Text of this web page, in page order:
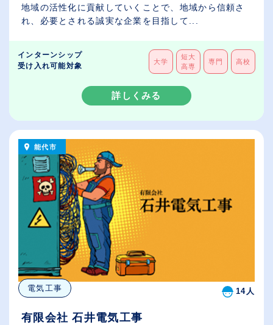
地域の活性化に貢献していくことで、地域から信頼さ
れ、必要とされる誠実な企業を目指して...
インターンシップ
受け入れ可能対象
大学
短大
高専
専門 高校
詳しくみる
能代市
電気工事 14人
有限会社 石井電気工事